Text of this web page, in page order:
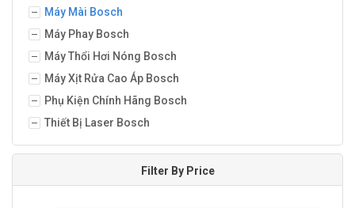
Máy Mài Bosch
Máy Phay Bosch
Máy Thổi Hơi Nóng Bosch
Máy Xịt Rửa Cao Áp Bosch
Phụ Kiện Chính Hãng Bosch
Thiết Bị Laser Bosch
Filter By Price